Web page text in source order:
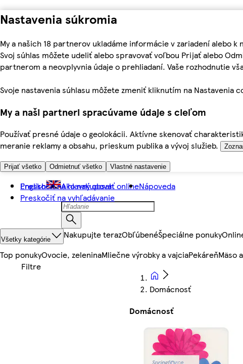
Nastavenia súkromia
My a našich 18 partnerov ukladáme informácie v zariadení alebo
Svoj súhlas môžete udeliť alebo spravovať voľbou Prijať alebo
partnerom a neovplyvnia údaje o prehliadaní. Vaše rozhodnutie
Svoje nastavenia súhlasu môžete zmeniť kliknutím na Nastavenia
My a naši partneri spracúvame údaje s cieľom
Používať presné údaje o geolokácii. Aktívne skenovať
meranie reklamy a obsahu, prieskum publika a vývoj služieb.
Prijať všetko Odmietnuť všetko Vlastné nastavenie
Preskočiť na hlavný obsah
Preskočiť na vyhľadávanie
English Ako nakupovať onlineNápoveda
Všetky kategórie Nakupujte terazObľúbenéŠpeciálne ponuky
Top ponukyOvocie, zeleninaMliečne výrobky a vajciaPekáreňMäso
Domácnosť
Domácnosť